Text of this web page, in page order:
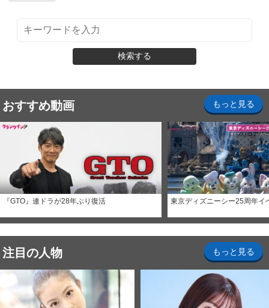
検索する
おすすめ動画 もっと見る
『GTO』連ドラが28年ぶり復活 東京ディズニーシー25周年イ
注目の人物 もっと見る